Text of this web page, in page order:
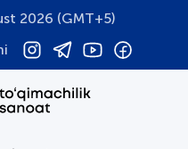
2026 (GMT+5)